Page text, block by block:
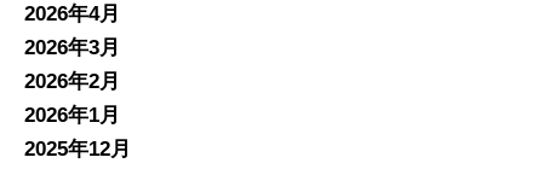
2026年4月
2026年3月
2026年2月
2026年1月
2025年12月